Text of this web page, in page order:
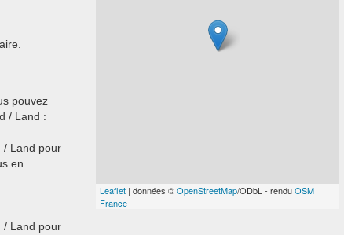
pouvez
/ Land :
/ Land pour
en
/ Land pour
Leaflet | données ©OpenStreetMap/ODbL - renduOSM
France